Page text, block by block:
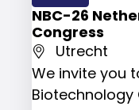
NBC-26
Congress
Utrecht
We invite you
Biotechnology